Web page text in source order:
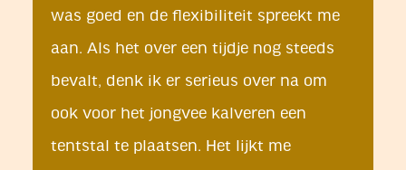
was goed en de flexibiliteit spreekt me
aan. Als het over een tijdje nog steeds
bevalt, denk ik er serieus over na om
ook voor het jongvee kalveren een
tentstal te plaatsen. Het lijkt me